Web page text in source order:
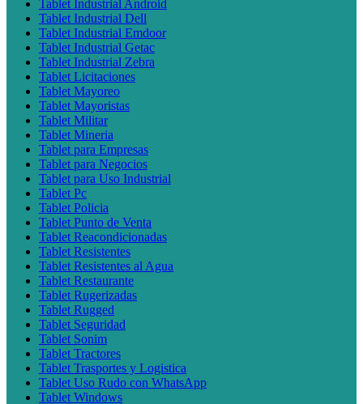
Tablet Industrial Android
Tablet Industrial Dell
Tablet Industrial Emdoor
Tablet Industrial Getac
Tablet Industrial Zebra
Tablet Licitaciones
Tablet Mayoreo
Tablet Mayoristas
Tablet Militar
Tablet Mineria
Tablet para Empresas
Tablet para Negocios
Tablet para Uso Industrial
Tablet Pc
Tablet Policia
Tablet Punto de Venta
Tablet Reacondicionadas
Tablet Resistentes
Tablet Resistentes al Agua
Tablet Restaurante
Tablet Rugerizadas
Tablet Rugged
Tablet Seguridad
Tablet Sonim
Tablet Tractores
Tablet Trasportes y Logistica
Tablet Uso Rudo con WhatsApp
Tablet Windows